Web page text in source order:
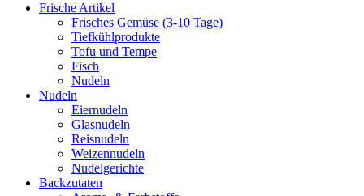
Frische Artikel
Frisches Gemüse (3-10 Tage)
Tiefkühlprodukte
Tofu und Tempe
Fisch
Nudeln
Nudeln
Eiernudeln
Glasnudeln
Reisnudeln
Weizennudeln
Nudelgerichte
Backzutaten